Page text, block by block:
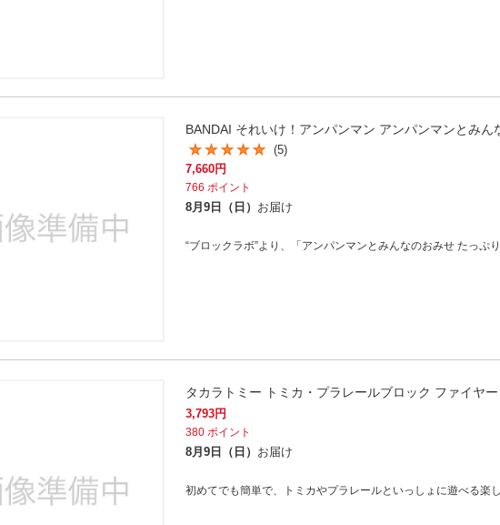
BANDAI それいけ！アンパンマン アンパンマンとみ
(5)
7,660円
766 ポイント
8月9日（日） お届け
“ブロックラボ”より、「アンパンマンとみんなのおみせ たっぷ
タカラトミー トミカ・プラレールブロック ファイヤ
3,793円
380 ポイント
8月9日（日） お届け
初めてでも簡単で、トミカやプラレールといっしょに遊べる楽